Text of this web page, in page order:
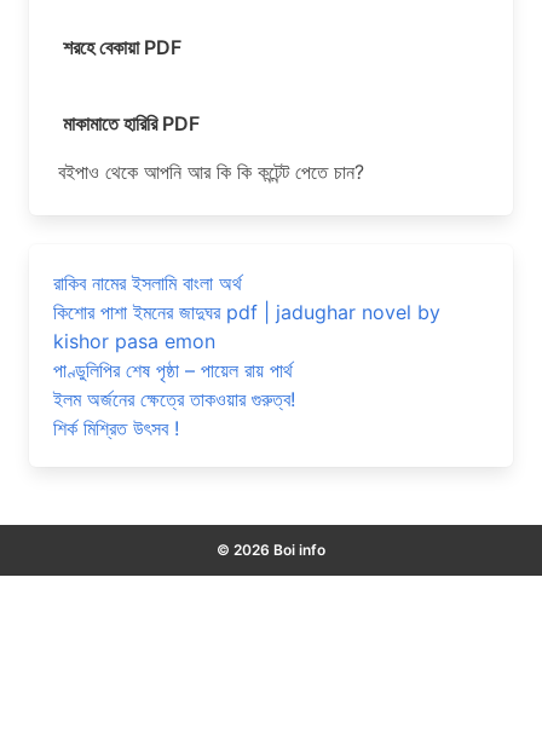
শরহে বেকায়া PDF
মাকামাতে হারিরি PDF
বইপাও থেকে আপনি আর কি কি কন্টেন্ট পেতে চান?
রাকিব নামের ইসলামি বাংলা অর্থ
কিশোর পাশা ইমনের জাদুঘর pdf | jadughar novel by
kishor pasa emon
পাণ্ডুলিপির শেষ পৃষ্ঠা – পায়েল রায় পার্থ
ইলম অর্জনের ক্ষেত্রে তাকওয়ার গুরুত্ব!
শির্ক মিশ্রিত উৎসব !
© 2026 Boi info